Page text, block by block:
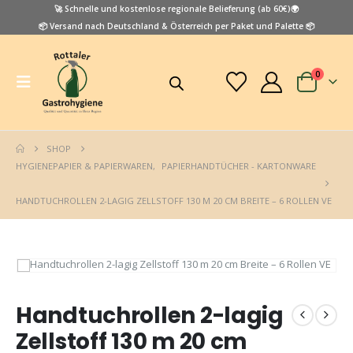
🚀 Schnelle und kostenlose regionale Belieferung (ab 60€)🌍
📦 Versand nach Deutschland & Österreich per Paket und Palette 📦
0
SHOP
HYGIENEPAPIER & PAPIERWAREN, PAPIERHANDTÜCHER - KARTONWARE
HANDTUCHROLLEN 2-LAGIG ZELLSTOFF 130 M 20 CM BREITE – 6 ROLLEN VE
Handtuchrollen 2-lagig
Zellstoff 130 m 20 cm